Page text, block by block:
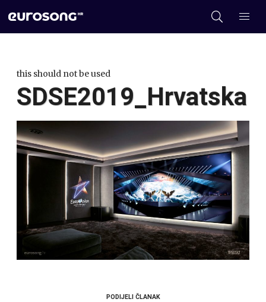
this should not be used
SDSE2019_Hrvatska
PODIJELI ČLANAK